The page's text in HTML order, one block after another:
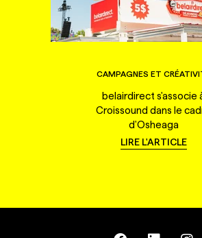
CAMPAGNES ET
belairdirect s'associe
Croissound dans le
d'Osheaga
LIRE L'ARTICLE